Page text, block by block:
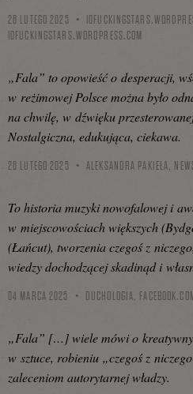
26 LUTEGO 2025
10FUCKINGSTARS.WORDPRESS.COM
„Fala” to opowieść o desperacji,
w reżimowej Polsce można było
na chwilę, w dźwięku
Nostalgiczna, edukująca, ciekawa.
26 LUTEGO 2025 ALEKSANDRA PAKIEŁA,
To historia muzyki nowofalowej i
w miejscowościach większych
(Łańcut), tworzenia czegoś z
wiedzy dochodzącej skadinąd i
04 MARCA 2025 DUCHOLOGIA,
„Fala” […] wiele mówi o
w sztuce, robieniu „czegoś z
zaleceniom autorytarnej władzy.